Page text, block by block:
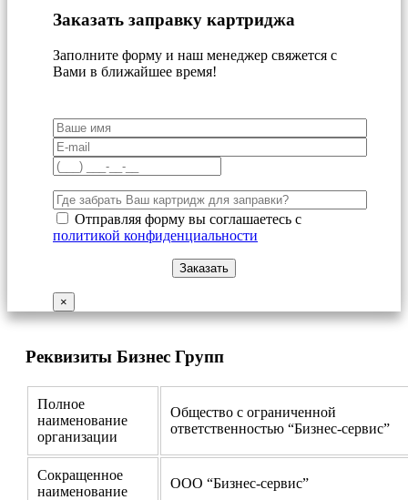
Заказать заправку картриджа
Заполните форму и наш менеджер свяжется с
Вами в ближайшее время!
Отправляя форму вы соглашаетесь с
политикой конфиденциальности
×
Реквизиты Бизнес Групп
Полное
наименование
организации
Общество с ограниченной
ответственностью “Бизнес-сервис”
Сокращенное
наименование
ООО “Бизнес-сервис”